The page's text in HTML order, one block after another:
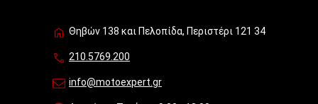
Θηβών 138 και Πελοπίδα, Περιστέρι 121 34
210.5769.200
info@motoexpert.gr